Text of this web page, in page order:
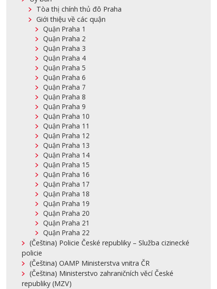
Tòa thị chính thủ đô Praha
Giới thiệu về các quận
Quận Praha 1
Quận Praha 2
Quận Praha 3
Quận Praha 4
Quận Praha 5
Quận Praha 6
Quận Praha 7
Quận Praha 8
Quận Praha 9
Quận Praha 10
Quận Praha 11
Quận Praha 12
Quận Praha 13
Quận Praha 14
Quận Praha 15
Quận Praha 16
Quận Praha 17
Quận Praha 18
Quận Praha 19
Quận Praha 20
Quận Praha 21
Quận Praha 22
(Čeština) Policie České republiky – Služba cizinecké
policie
(Čeština) OAMP Ministerstva vnitra ČR
(Čeština) Ministerstvo zahraničních věcí České
republiky (MZV)